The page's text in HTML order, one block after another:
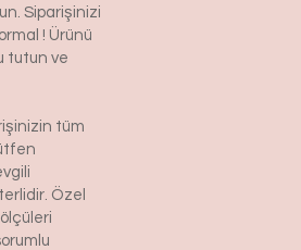
Siparişinizi
! Ürünü
tutun ve
tüm
Özel